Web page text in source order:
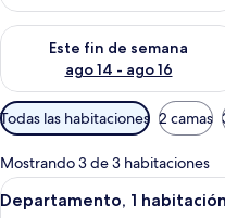
Este fin de semana
ago 14 - ago 16
Consulta la disponibilidad
Filtros
disponibles
para
las
habitaciones
Todas las habitaciones 2 camas
Mostrando 3 de 3 habitaciones
Abrir
todas
11
Departamento, 1